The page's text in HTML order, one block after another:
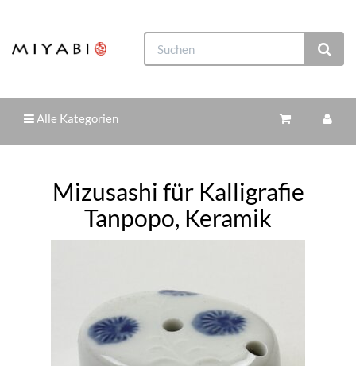
Alle Kategorien
Mizusashi für Kalligrafie
Tanpopo, Keramik